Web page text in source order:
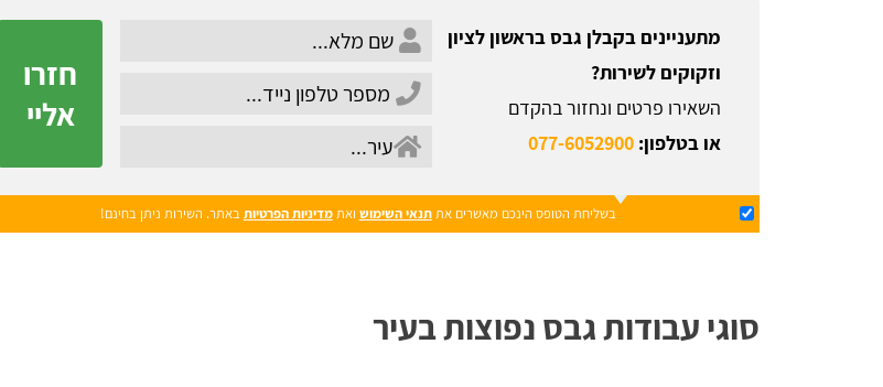
מתעניינים בקבלן גבס בראשון לציון
וזקוקים לשירות?
השאירו פרטים ונחזור בהקדם
או בטלפון: 077-6052900
חזרו
אליי
בשליחת הטופס הינכם מאשרים אתתנאי השימוש ואתמדיניות הפרטיותבאתר. השירות ניתן בחינם!
סוגי עבודות גבס נפוצות בעיר